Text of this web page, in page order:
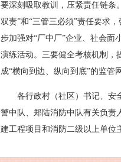
要深刻吸取教训，压紧责任链条
双责”和“三管三必须”责任要求
步加强对“厂中厂”企业、社会面
演练活动。三要健全考核机制，
成“横向到边、纵向到底”的监管
各行政村（社区）书记、安
警中队、郑陆消防中队有关负责
建工程项目和消防二级以上单位